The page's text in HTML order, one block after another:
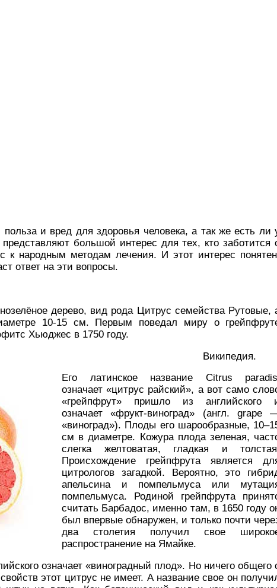
и вред для здоровья человека, а так же есть ли
большой интерес для тех, кто заботится
к народным методам лечения. И этот интерес
ответ на эти вопросы.
дерево, вид рода Цитрус семейства Рутовые,
10-15 см. Первым поведал миру о
Хьюджес в 1750 году.
Википедия.
Его латинское название Citrus
означает «цитрус райский», а вот само
«грейпфрут» пришло из английского
означает «фрукт-виноград» (англ. grape
«виноград»). Плоды его шарообразные,
см в диаметре. Кожура плода зеленая,
слегка желтоватая, гладкая и
Происхождение грейпфрута является
цитрологов загадкой. Вероятно, это
апельсина и помпельмуса или
помпельмуса. Родиной грейпфрута
считать Барбадос, именно там, в 1650 году
был впервые обнаружен, и только почти
два столетия получил свое
распространение на Ямайке.
означает «виноградный плод». Но ничего общего
этот цитрус не имеет. А название свое он